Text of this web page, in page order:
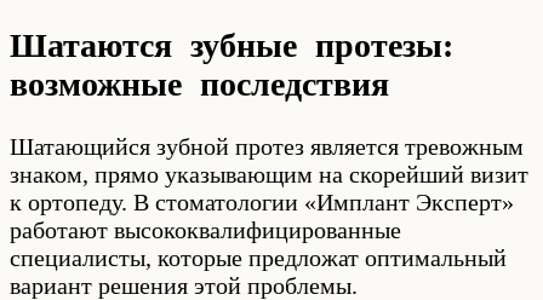
Шатаются зубные протезы:
возможные последствия
Шатающийся зубной протез является тревожным
знаком, прямо указывающим на скорейший визит
к ортопеду. В стоматологии «Имплант Эксперт»
работают высококвалифицированные
специалисты, которые предложат оптимальный
вариант решения этой проблемы.